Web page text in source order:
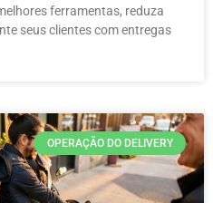
ferramentas, reduza
seus clientes com entregas
OPERAÇÃO DO DELIVERY